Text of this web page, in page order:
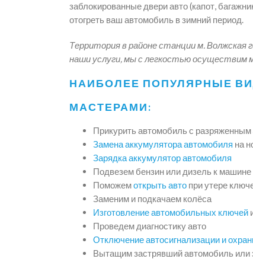
заблокированные двери авто (капот,
отогреть ваш автомобиль в зимний период.
Территория в районе станции м. Волжская
наши услуги, мы с легкостью осуществим
НАИБОЛЕЕ ПОПУЛЯРНЫЕ
МАСТЕРАМИ:
Прикурить автомобиль с
Замена аккумулятора автомобиля на
Зарядка аккумулятор автомобиля
Подвезем бензин или дизель к машине
Поможемоткрыть авто при утере
Заменим и подкачаем колёса
Изготовление автомобильных ключей
Проведем диагностику авто
Отключение автосигнализации и
Вытащим застрявший автомобиль или